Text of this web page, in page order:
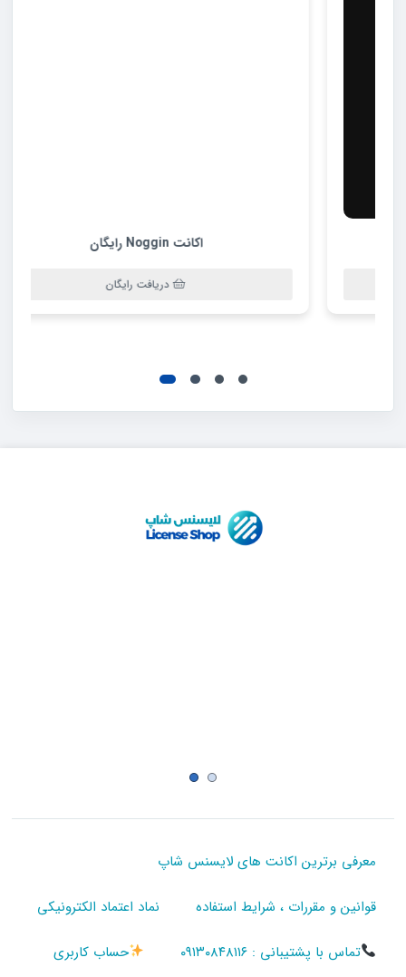
دریافت رایگان
معرفی برترین اکانت های لایسنس شاپ
قوانین و مقررات ، شرایط استفاده نماد اعتماد الکترونیکی
تماس با پشتیبانی : ۰۹۱۳۰۸۴۸۱۱۶ حساب کاربری